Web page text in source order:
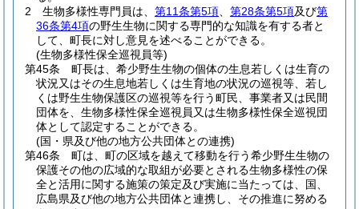
2
生物多様性専門員は、 第11条第5項 第28条第5項及び第
36条第4項の野生生物に関する専門的な知識を有する者と
して、町長に対し意見を述べることができる。
(生物多様性保全巡視員等)
第45条
町長は、希少野生生物の個体の生息若しくは生育の
状況又はその生息地若しくは生育地の状況の巡視等、若し
くは野生生物保護区の巡視等を行う町民、事業者又は民間
団体を、生物多様性保全巡視員又は生物多様性保全巡視団
体として認定することができる。
(国・県及び他の地方公共団体との連携)
第46条
町は、町の区域を越えて移動を行う希少野生生物の
保護その他の広域的な取組が必要とされる生物多様性の保
全と活用に関する施策の策定及び実施に当たっては、国、
広島県及び他の地方公共団体と連携し、その推進に努める